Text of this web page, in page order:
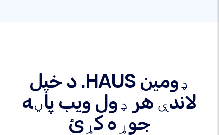
د خپل .HAUS ډومین
لاندې هر ډول ویب پاڼه
جوړه کړئ